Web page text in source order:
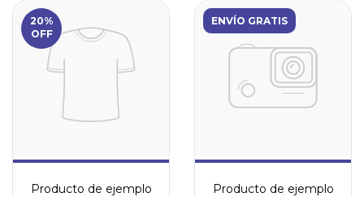
20%
OFF
Producto de ejemplo
ENVÍO GRATIS
Producto de ejemplo